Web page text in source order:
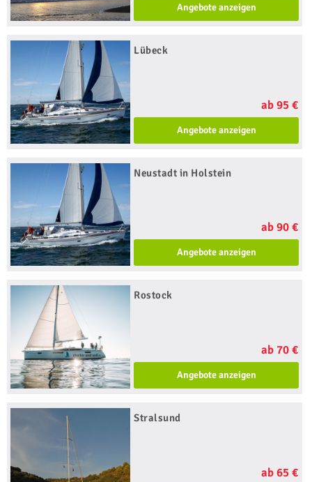
Angebote anzeigen
Lübeck
ab 95 €
Angebote anzeigen
Neustadt in Holstein
ab 90 €
Angebote anzeigen
Rostock
ab 70 €
Angebote anzeigen
Stralsund
ab 65 €